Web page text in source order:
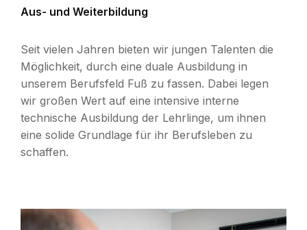
Aus- und Weiterbildung
Seit vielen Jahren bieten wir jungen Talenten die
Möglichkeit, durch eine duale Ausbildung in
unserem Berufsfeld Fuß zu fassen. Dabei legen
wir großen Wert auf eine intensive interne
technische Ausbildung der Lehrlinge, um ihnen
eine solide Grundlage für ihr Berufsleben zu
schaffen.